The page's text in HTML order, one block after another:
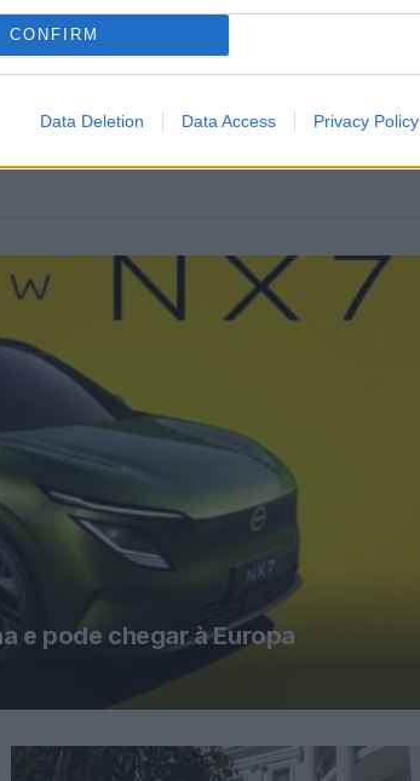
CONFIRM
Data Deletion Data Access Privacy Policy
e pode chegar à Europa